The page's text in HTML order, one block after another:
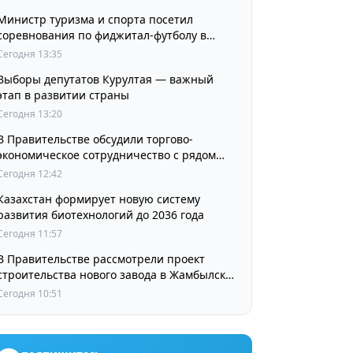
туризма и спорта посетил
по фиджитал-футболу в
«Игр Будущего 2026»
13:35
депутатов Курултая — важный
в развитии страны
13:20
Правительстве обсудили торгово-
сотрудничество с рядом
12:42
формирует новую систему
биотехнологий до 2036 года
11:57
Правительстве рассмотрели проект
нового завода в Жамбылской
10:51